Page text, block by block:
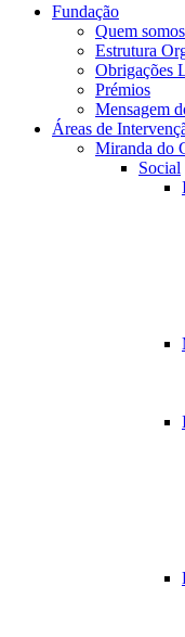
Fundação
Quem somos
Estrutura
Obrigações
Prémios
Mensagem
Áreas de
Miranda do
Social